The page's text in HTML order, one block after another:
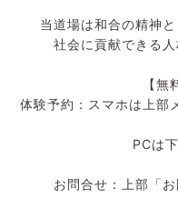
当道場は和合の精神
社会に貢献できる
【無
体験予約：スマホは上部
PCは
お問合せ：上部「